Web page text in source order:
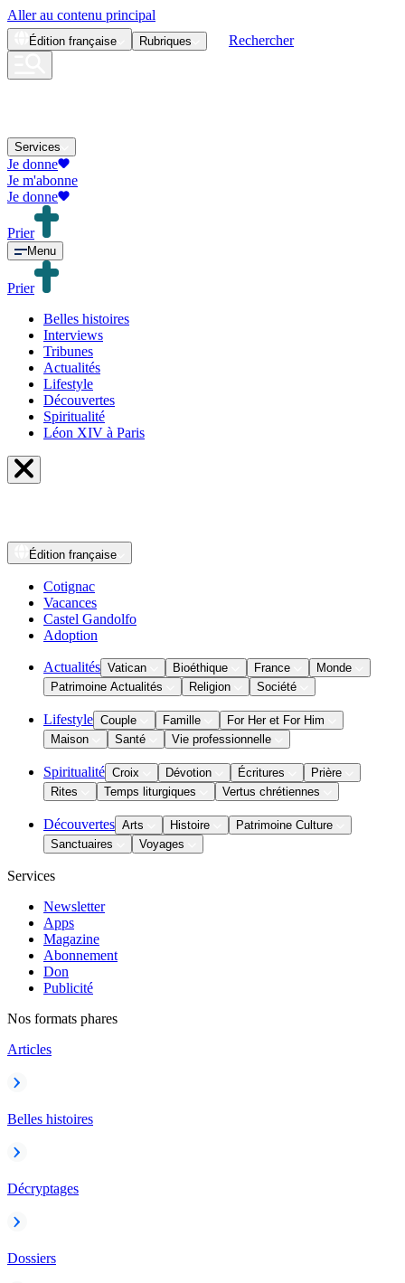
Aller au contenu principal
Édition française Rubriques Rechercher
Services
Je donne
Je m'abonne
Je donne
Prier
Menu
Prier
Belles histoires
Interviews
Tribunes
Actualités
Lifestyle
Découvertes
Spiritualité
Léon XIV à Paris
Édition française
Cotignac
Vacances
Castel Gandolfo
Adoption
Actualités Vatican Bioéthique France
Monde
Patrimoine Actualités
Religion Société
Lifestyle Couple Famille
For Her et For Him
Maison
Santé Vie professionnelle
Spiritualité Croix Dévotion Écritures
Prière
Rites
Temps liturgiques Vertus chrétiennes
Découvertes Arts Histoire
Patrimoine Culture
Sanctuaires
Voyages
Services
Newsletter
Apps
Magazine
Abonnement
Don
Publicité
Nos formats phares
Articles
Belles histoires
Décryptages
Dossiers